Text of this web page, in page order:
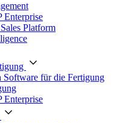
Enterprise
Platform
Software für die Fertigung
Enterprise